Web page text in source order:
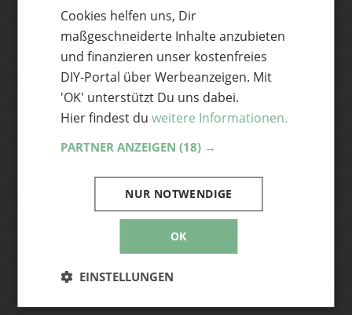
hole dir die coolsten DIY-Ideen und News
aus der Handmade Szene frisch auf
deinen Desktop – ganz bequem per Mail.
Ja, ich akzeptiere die Handmade Kultur
Datenschutzerklärungund stimme zu, E-
Mails zu erhalten. Mir bewusst ist, dass ich
mich jederzeit vom Newsletter abmelden
Abonnieren
Cookies helfen uns, Dir
maßgeschneiderte Inhalte anzubieten
und finanzieren unser kostenfreies
DIY-Portal über Werbeanzeigen. Mit
'OK' unterstützt Du uns dabei.
Hier findest du weitere Informationen.
PARTNER ANZEIGEN (18) →
OK
NUR NOTWENDIGE
EINSTELLUNGEN